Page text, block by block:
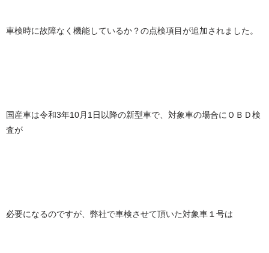
車検時に故障なく機能しているか？の点検項目が追加されました。
国産車は令和3年10月1日以降の新型車で、対象車の場合にＯＢＤ検
査が
必要になるのですが、弊社で車検させて頂いた対象車１号は